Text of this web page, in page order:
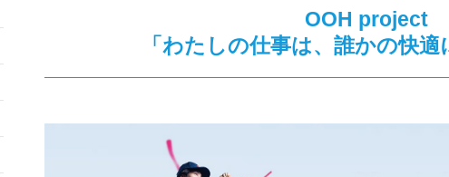
OOH project
「わたしの仕事は、誰かの快